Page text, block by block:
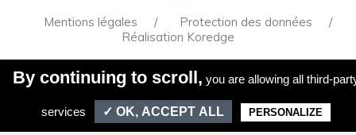
Mentions légales
Protection des données
Réalisation Koredge
la reproduction de tout ou partie de ce site est
directeur de la publication.
By continuing to scroll, you are allowing all third-
services ✓ OK, ACCEPT ALL PERSONALIZE